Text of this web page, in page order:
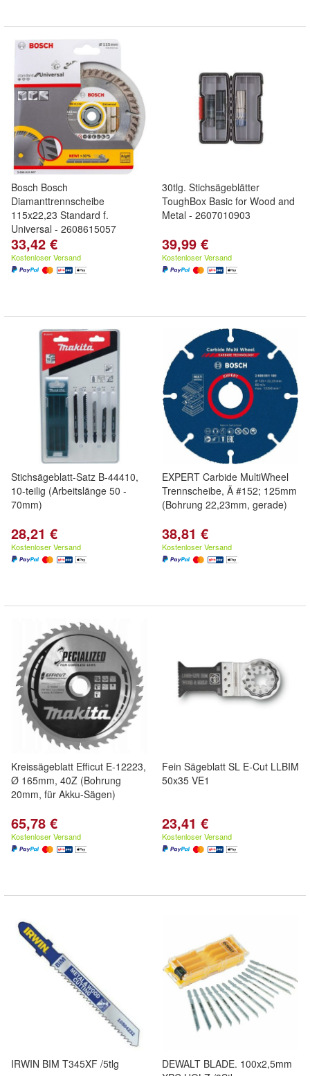
Bosch Bosch
Diamanttrennscheibe
115x22,23 Standard f.
Universal - 2608615057
33,42 €
Kostenloser Versand
30tlg. Stichsägeblätter
ToughBox Basic for Wood and
Metal - 2607010903
39,99 €
Kostenloser Versand
Stichsägeblatt-Satz B-44410,
10-teilig (Arbeitslänge 50 -
70mm)
28,21 €
Kostenloser Versand
EXPERT Carbide MultiWheel
Trennscheibe, Ã #152; 125mm
(Bohrung 22,23mm, gerade)
38,81 €
Kostenloser Versand
Kreissägeblatt Efficut E-12223,
Ø 165mm, 40Z (Bohrung
20mm, für Akku-Sägen)
65,78 €
Kostenloser Versand
Fein Sägeblatt SL E-Cut LLBIM
50x35 VE1
23,41 €
Kostenloser Versand
IRWIN BIM T345XF /5tlg
DEWALT BLADE. 100x2,5mm